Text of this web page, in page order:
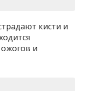
кисти и
и